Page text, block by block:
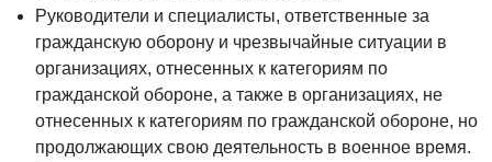
Руководители и специалисты, ответственные за
гражданскую оборону и чрезвычайные ситуации в
организациях, отнесенных к категориям по
гражданской обороне, а также в организациях, не
отнесенных к категориям по гражданской обороне, но
продолжающих свою деятельность в военное время.